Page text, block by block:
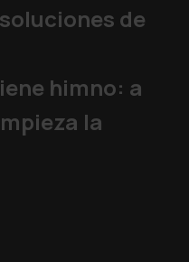
de
himno: a
la